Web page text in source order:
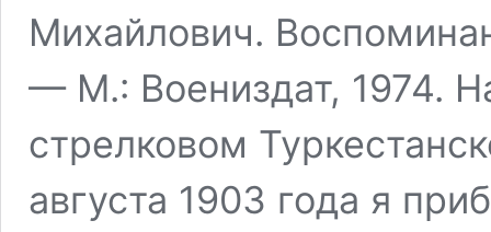
Михайлович.
— М.: Воениздат, 1974.
стрелковом
августа 1903 года я